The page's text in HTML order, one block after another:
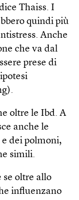
Thaiss. I
quindi più
Anche
che va dal
prese di
oltre le Ibd. A
anche le
dei polmoni,
simili.
se oltre allo
influenzano